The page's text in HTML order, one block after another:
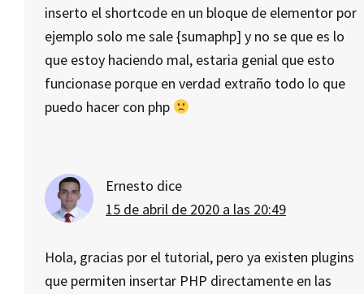
inserto el shortcode en un bloque de elementor por
ejemplo solo me sale {sumaphp] y no se que es lo
que estoy haciendo mal, estaria genial que esto
funcionase porque en verdad extraño todo lo que
puedo hacer con php
Ernesto dice
15 de abril de 2020 a las 20:49
Hola, gracias por el tutorial, pero ya existen plugins
que permiten insertar PHP directamente en las